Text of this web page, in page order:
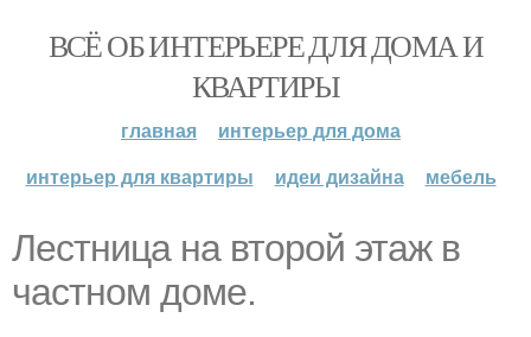
ВСЁ ОБ ИНТЕРЬЕРЕ ДЛЯ ДОМА И
КВАРТИРЫ
главная
интерьер для дома
интерьер для квартиры
идеи дизайна мебель
Лестница на второй этаж в
частном доме.